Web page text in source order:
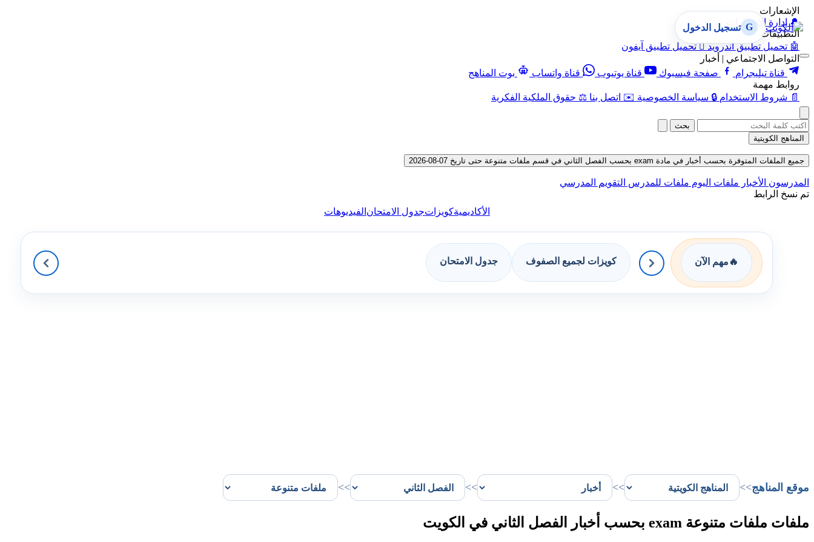
الإشعارات
🔔 إدارة الإشعارات
التطبيقات
🤖 تحميل تطبيق أندرويد  تحميل تطبيق آيفون
التواصل الاجتماعي | أخبار
قناة تيليجرام
صفحة فيسبوك قناة يوتيوب قناة واتساب
بوت المناهج
روابط مهمة
📄 شروط الاستخدام 🔒 سياسة الخصوصية ✉️ اتصل بنا ⚖️ حقوق الملكية الفكرية
G تسجيل الدخول
بحث
المناهج الكويتية
جميع الملفات المتوفرة بحسب أخبار في مادة exam بحسب الفصل الثاني في قسم ملفات متنوعة حتى تاريخ 07-08-2026
المدرسون الأخبار ملفات اليوم ملفات للمدرس التقويم المدرسي
تم نسخ الرابط
الأكاديميةكويزاتجدول الامتحان الفيديوهات
🔥 مهم الآن كويزات لجميع الصفوف جدول الامتحان
موقع المناهج>>
>>
>>
>>
ملفات ملفات متنوعة exam بحسب أخبار الفصل الثاني في الكويت